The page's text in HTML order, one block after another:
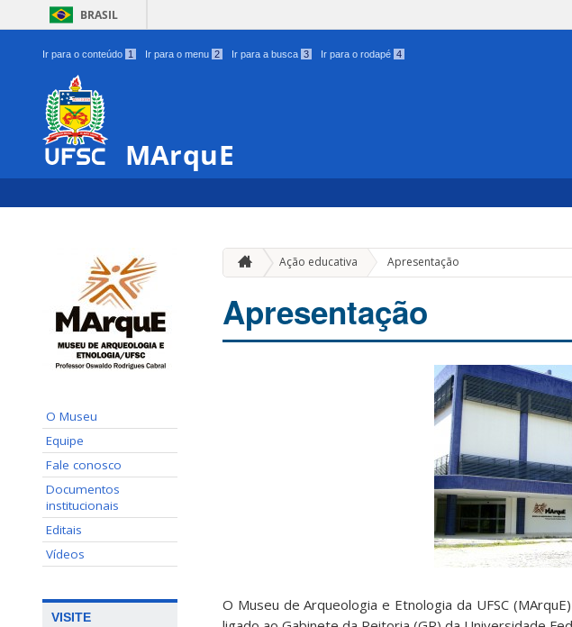
BRASIL
Ir para o conteúdo 1 Ir para o menu 2 Ir para a busca 3 Ir para o rodapé 4
MArquE
O Museu
Equipe
Fale conosco
Documentos
institucionais
Editais
Vídeos
VISITE
Ação educativa Apresentação
Apresentação
O Museu de Arqueologia e Etnologia da UFSC